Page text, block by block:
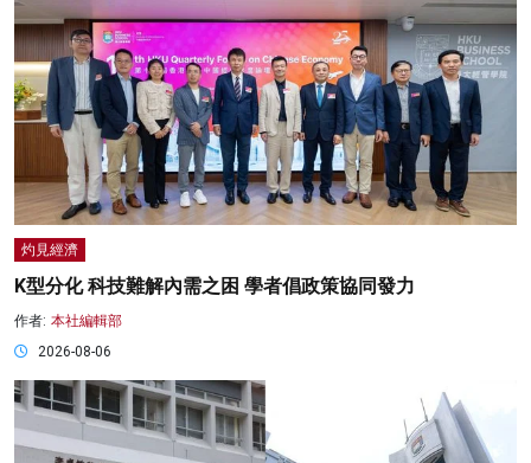
灼見經濟
K型分化 科技難解內需之困 學者倡政策協同發力
作者: 本社編輯部
2026-08-06